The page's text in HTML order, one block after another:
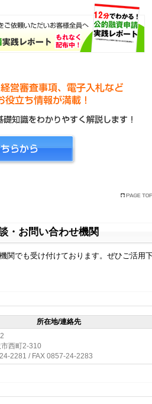
・お問い合わせ機関
関でも受け付けております。ぜひご活用
所在地/連絡先
西町2-310
2281 / FAX 0857-24-2283